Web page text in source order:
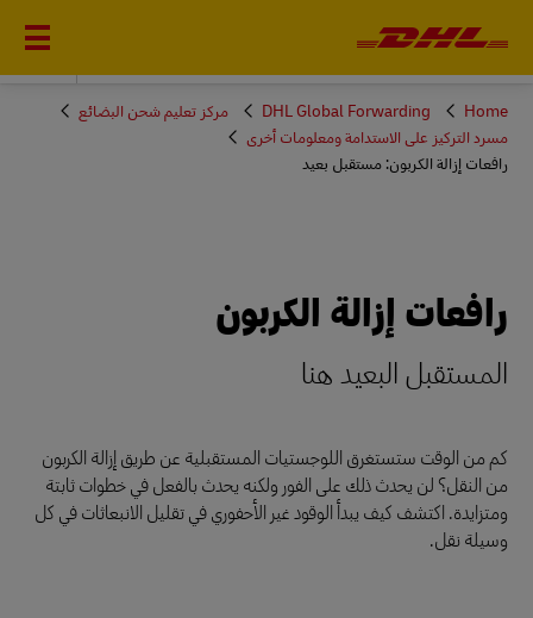
DHL GLOBAL FORWARDING
You
are
here
Home
DHL Global Forwarding
مركز تعليم شحن البضائع
مسرد التركيز على الاستدامة ومعلومات أخرى
رافعات إزالة الكربون: مستقبل بعيد
رافعات إزالة الكربون
المستقبل البعيد هنا
كم من الوقت ستستغرق اللوجستيات المستقبلية عن طريق إزالة الكربون
من النقل؟ لن يحدث ذلك على الفور ولكنه يحدث بالفعل في خطوات ثابتة
ومتزايدة. اكتشف كيف يبدأ الوقود غير الأحفوري في تقليل الانبعاثات في كل
وسيلة نقل.